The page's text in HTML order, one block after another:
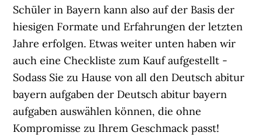
Schüler in Bayern kann also auf der Basis der
hiesigen Formate und Erfahrungen der letzten
Jahre erfolgen. Etwas weiter unten haben wir
auch eine Checkliste zum Kauf aufgestellt -
Sodass Sie zu Hause von all den Deutsch abitur
bayern aufgaben der Deutsch abitur bayern
aufgaben auswählen können, die ohne
Kompromisse zu Ihrem Geschmack passt!